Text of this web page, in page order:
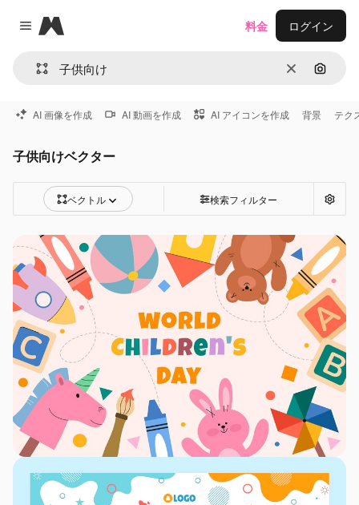
Close menu
Magnific
消去 画像で
料金 ログイン
AI 画像を作成 AI 動画を作成 AI アイコンを作成 背景 テク
子供向けベクター
ベクトル 検索フィルター